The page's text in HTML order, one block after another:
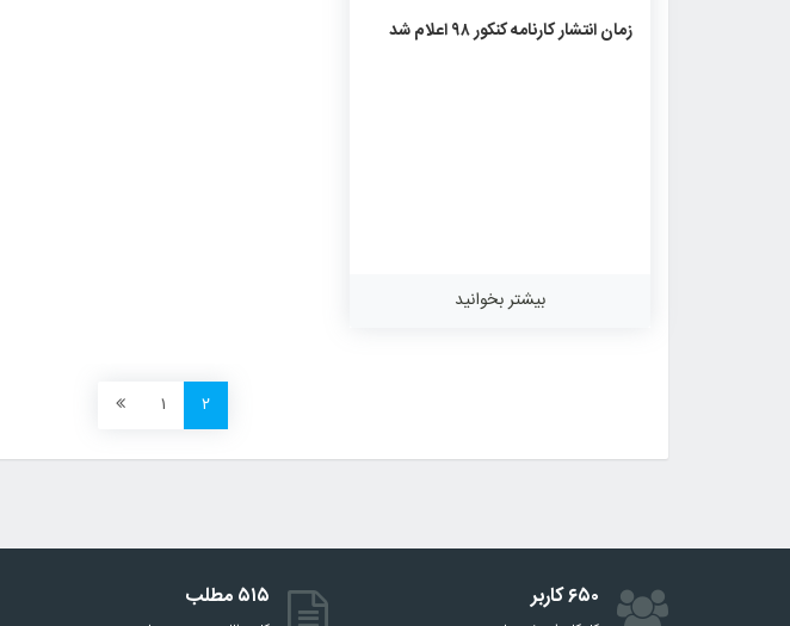
۰ ۰
زمان انتشار کارنامه کنکور ۹۸ اعلام شد
بیشتر بخوانید
۱ ۲
۶۵۰ کاربر ۵۱۵ مطلب